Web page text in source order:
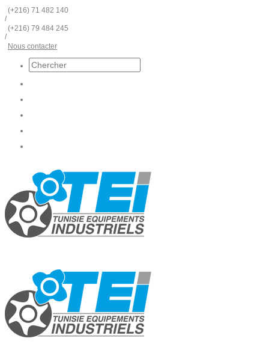
(+216) 71 482 140
/
(+216) 79 484 245
/
Nous contacter